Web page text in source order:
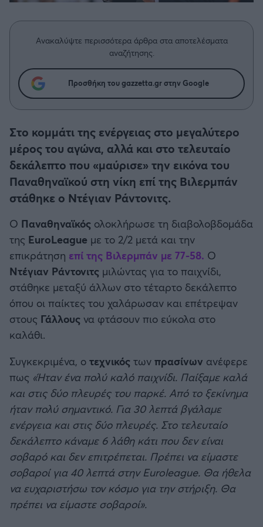
Δημήτρης Τσορμπατζόγλου
Λεβαδειακός
ΟΦΗ
Βόλος
Ατρόμητος Αθηνών
Κηφισιά
Αστέρας Τρίπολης
Παναιτωλικός
Καλαμάτα
Ηρακλής
Ρεάλ Μαδρίτης
Ατλέτικο Μαδρίτης
Μάντσεστερ Γιουνάιτεντ
Μάντσεστερ Σίτι
Λίβερπουλ
Μεγάλη μου Αγάπη
Μια Ιστορία από την Πόλη
Ανακαλύψτε περισσότερα άρθρα στα αποτελέσματα
αναζήτησης.
Προσθήκη του gazzetta.gr στην Google
Στο κομμάτι της ενέργειας στο μεγαλύτερο
μέρος του αγώνα, αλλά και στο τελευταίο
δεκάλεπτο που «μαύρισε» την εικόνα του
Παναθηναϊκού στη νίκη επί της Βιλερμπάν
στάθηκε ο Ντέγιαν Ράντονιτς.
Ο Παναθηναϊκός ολοκλήρωσε τη διαβολοβδομάδα
της EuroLeague με το 2/2 μετά και την
επικράτηση επί της Βιλερμπάν με 77-58. Ο
Ντέγιαν Ράντονιτς μιλώντας για το παιχνίδι,
στάθηκε μεταξύ άλλων στο τέταρτο δεκάλεπτο
όπου οι παίκτες του χαλάρωσαν και επέτρεψαν
στους Γάλλους να φτάσουν πιο εύκολα στο
καλάθι.
Συγκεκριμένα, ο τεχνικός των πρασίνων ανέφερε
πως «Ήταν ένα πολύ καλό παιχνίδι. Παίξαμε καλά
και στις δύο πλευρές του παρκέ. Από το ξεκίνημα
ήταν πολύ σημαντικό. Για 30 λεπτά βγάλαμε
ενέργεια και στις δύο πλευρές. Στο τελευταίο
δεκάλεπτο κάναμε 6 λάθη κάτι που δεν είναι
σοβαρό και δεν επιτρέπεται. Πρέπει να είμαστε
σοβαροί για 40 λεπτά στην Euroleague. Θα ήθελα
να ευχαριστήσω τον κόσμο για την στήριξη. Θα
πρέπει να είμαστε σοβαροί».